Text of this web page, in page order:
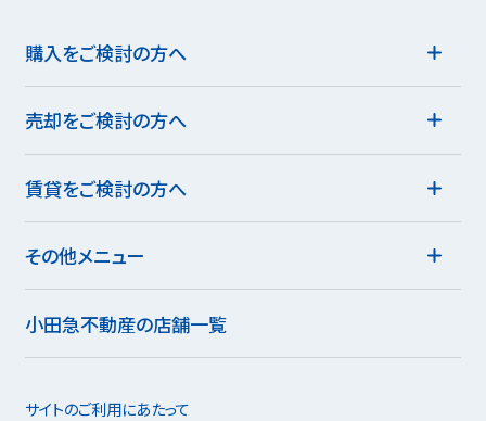
購入をご検討の方へ
売却をご検討の方へ
賃貸をご検討の方へ
その他メニュー
小田急不動産の店舗一覧
サイトのご利用にあたって